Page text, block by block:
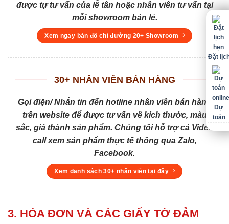
được tự tư vấn của lễ tân hoặc nhân viên tư vấn tại
mỗi showroom bán lẻ.
Xem ngay bản đồ chỉ đường 20+ Showroom
30+ NHÂN VIÊN BÁN HÀNG
Gọi điện/ Nhắn tin đến hotline nhân viên bán hàng
trên website để được tư vấn về kích thước, màu
sắc, giá thành sản phẩm. Chúng tôi hỗ trợ cả Video
call xem sản phẩm thực tế thông qua Zalo,
Facebook.
Xem danh sách 30+ nhân viên tại đây
3. HÓA ĐƠN VÀ CÁC GIẤY TỜ ĐẢM
Đặt
Dự
toán